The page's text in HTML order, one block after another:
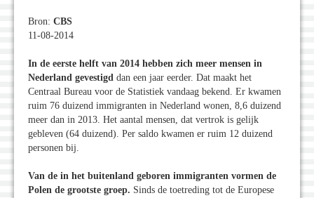
Bron: CBS
11-08-2014
In de eerste helft van 2014 hebben zich meer mensen in
Nederland gevestigd dan een jaar eerder. Dat maakt het
Centraal Bureau voor de Statistiek vandaag bekend. Er kwamen
ruim 76 duizend immigranten in Nederland wonen, 8,6 duizend
meer dan in 2013. Het aantal mensen, dat vertrok is gelijk
gebleven (64 duizend). Per saldo kwamen er ruim 12 duizend
personen bij.
Van de in het buitenland geboren immigranten vormen de
Polen de grootste groep. Sinds de toetreding tot de Europese